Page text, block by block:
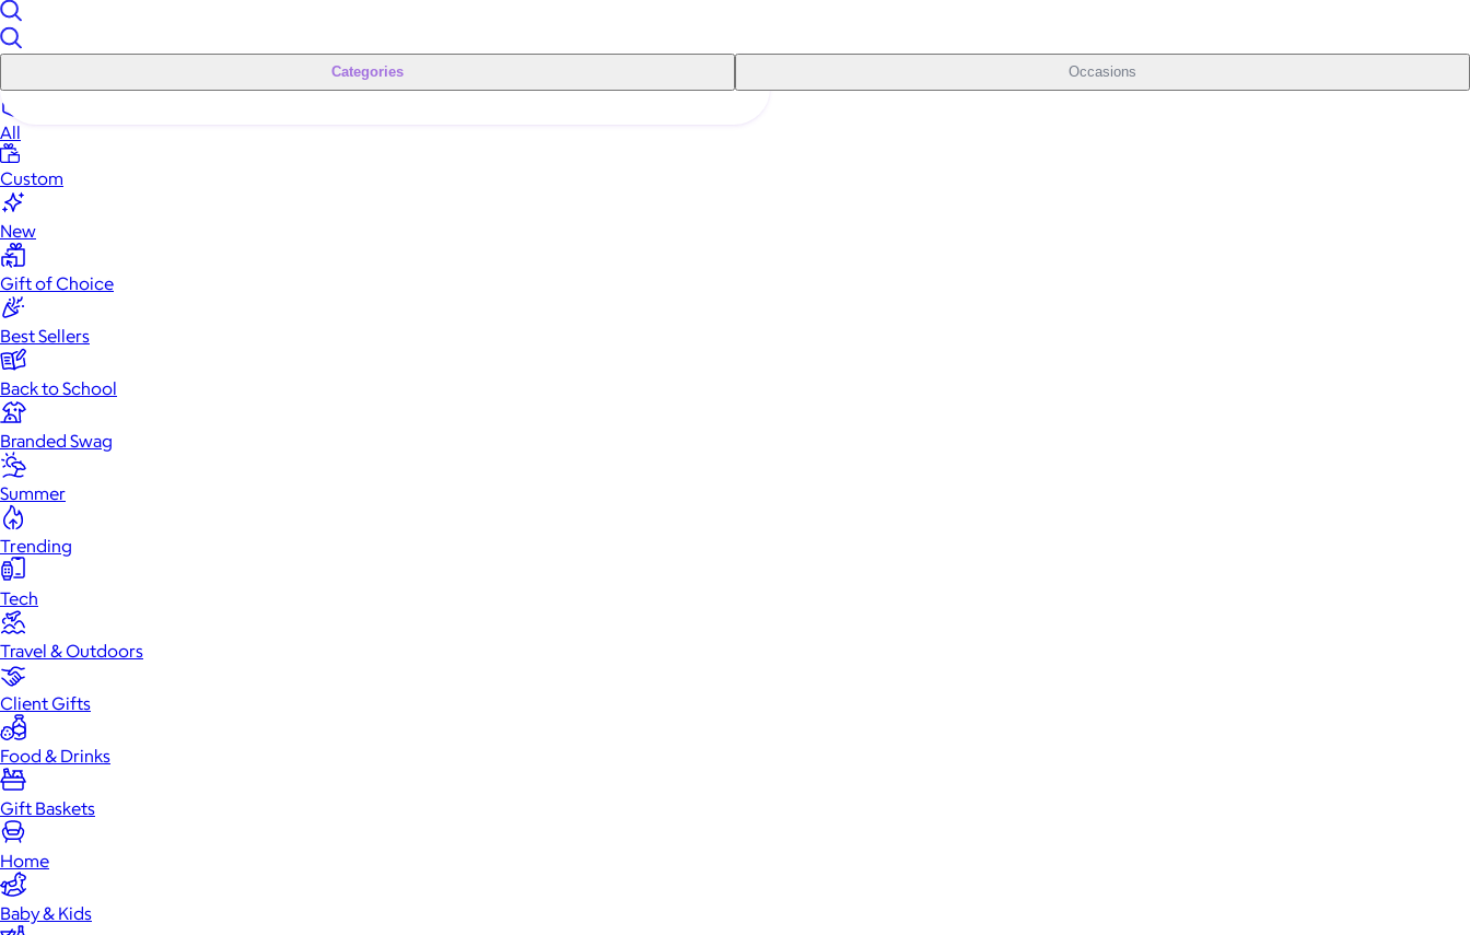
Categories Occasions
All
Custom
New
Gift of Choice
Best Sellers
Back to School
Branded Swag
Summer
Trending
Tech
Travel & Outdoors
Client Gifts
Food & Drinks
Gift Baskets
Home
Baby & Kids